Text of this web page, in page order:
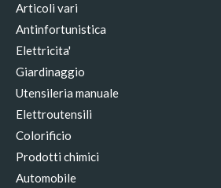
Articoli vari
Antinfortunistica
Elettricita'
Giardinaggio
Utensileria manuale
Elettroutensili
Colorificio
Prodotti chimici
Automobile